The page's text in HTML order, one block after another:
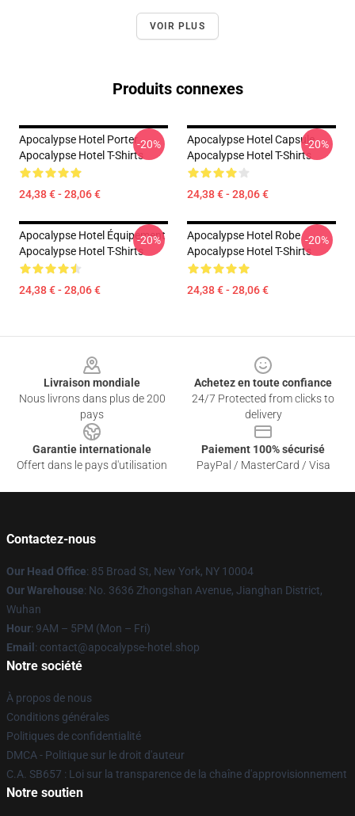
VOIR PLUS
Produits connexes
Apocalypse Hotel Porter
Apocalypse Hotel T-Shirts
24,38 € - 28,06 €
-20%
Apocalypse Hotel Capsule
Apocalypse Hotel T-Shirts
24,38 € - 28,06 €
-20%
Apocalypse Hotel Équipement
Apocalypse Hotel T-Shirts
24,38 € - 28,06 €
-20%
Apocalypse Hotel Robe
Apocalypse Hotel T-Shirts
24,38 € - 28,06 €
-20%
Livraison mondiale
Nous livrons dans plus de 200
pays
Achetez en toute confiance
24/7 Protected from clicks to
delivery
Garantie internationale
Offert dans le pays d'utilisation
Paiement 100% sécurisé
PayPal / MasterCard / Visa
Contactez-nous
Our Head Office: 85 Broad St, New York, NY 10004
Our Warehouse: No. 3636 Zhongshan Avenue, Jianghan District,
Wuhan
Hour: 9AM – 5PM (Mon – Fri)
Email : contact@apocalypse-hotel.shop
Notre société
À propos de nous
Conditions générales
Politiques de confidentialité
DMCA - Politique sur le droit d'auteur
C.A. SB657 : Loi sur la transparence de la chaîne d'approvisionnement
Notre soutien